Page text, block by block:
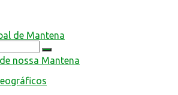
nossa Mantena